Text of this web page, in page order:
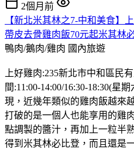
2個月前
【新北米其林之7-中和美食】
帶皮去骨雞肉飯70元起米其林
鴨肉/鵝肉/雞肉 國內旅遊
上好雞肉:235新北市中和區民
間:11:00-14:00/16:30-18:30(星
現，近幾年類似的雞肉飯越來
打破的是一個人也能享用的雞
點調製的醬汁，再加上一粒半
得到米其林必比登，而且還是